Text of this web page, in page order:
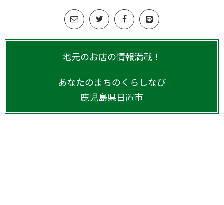
地元のお店の情報満載！
あなたのまちのくらしなび
鹿児島県日置市